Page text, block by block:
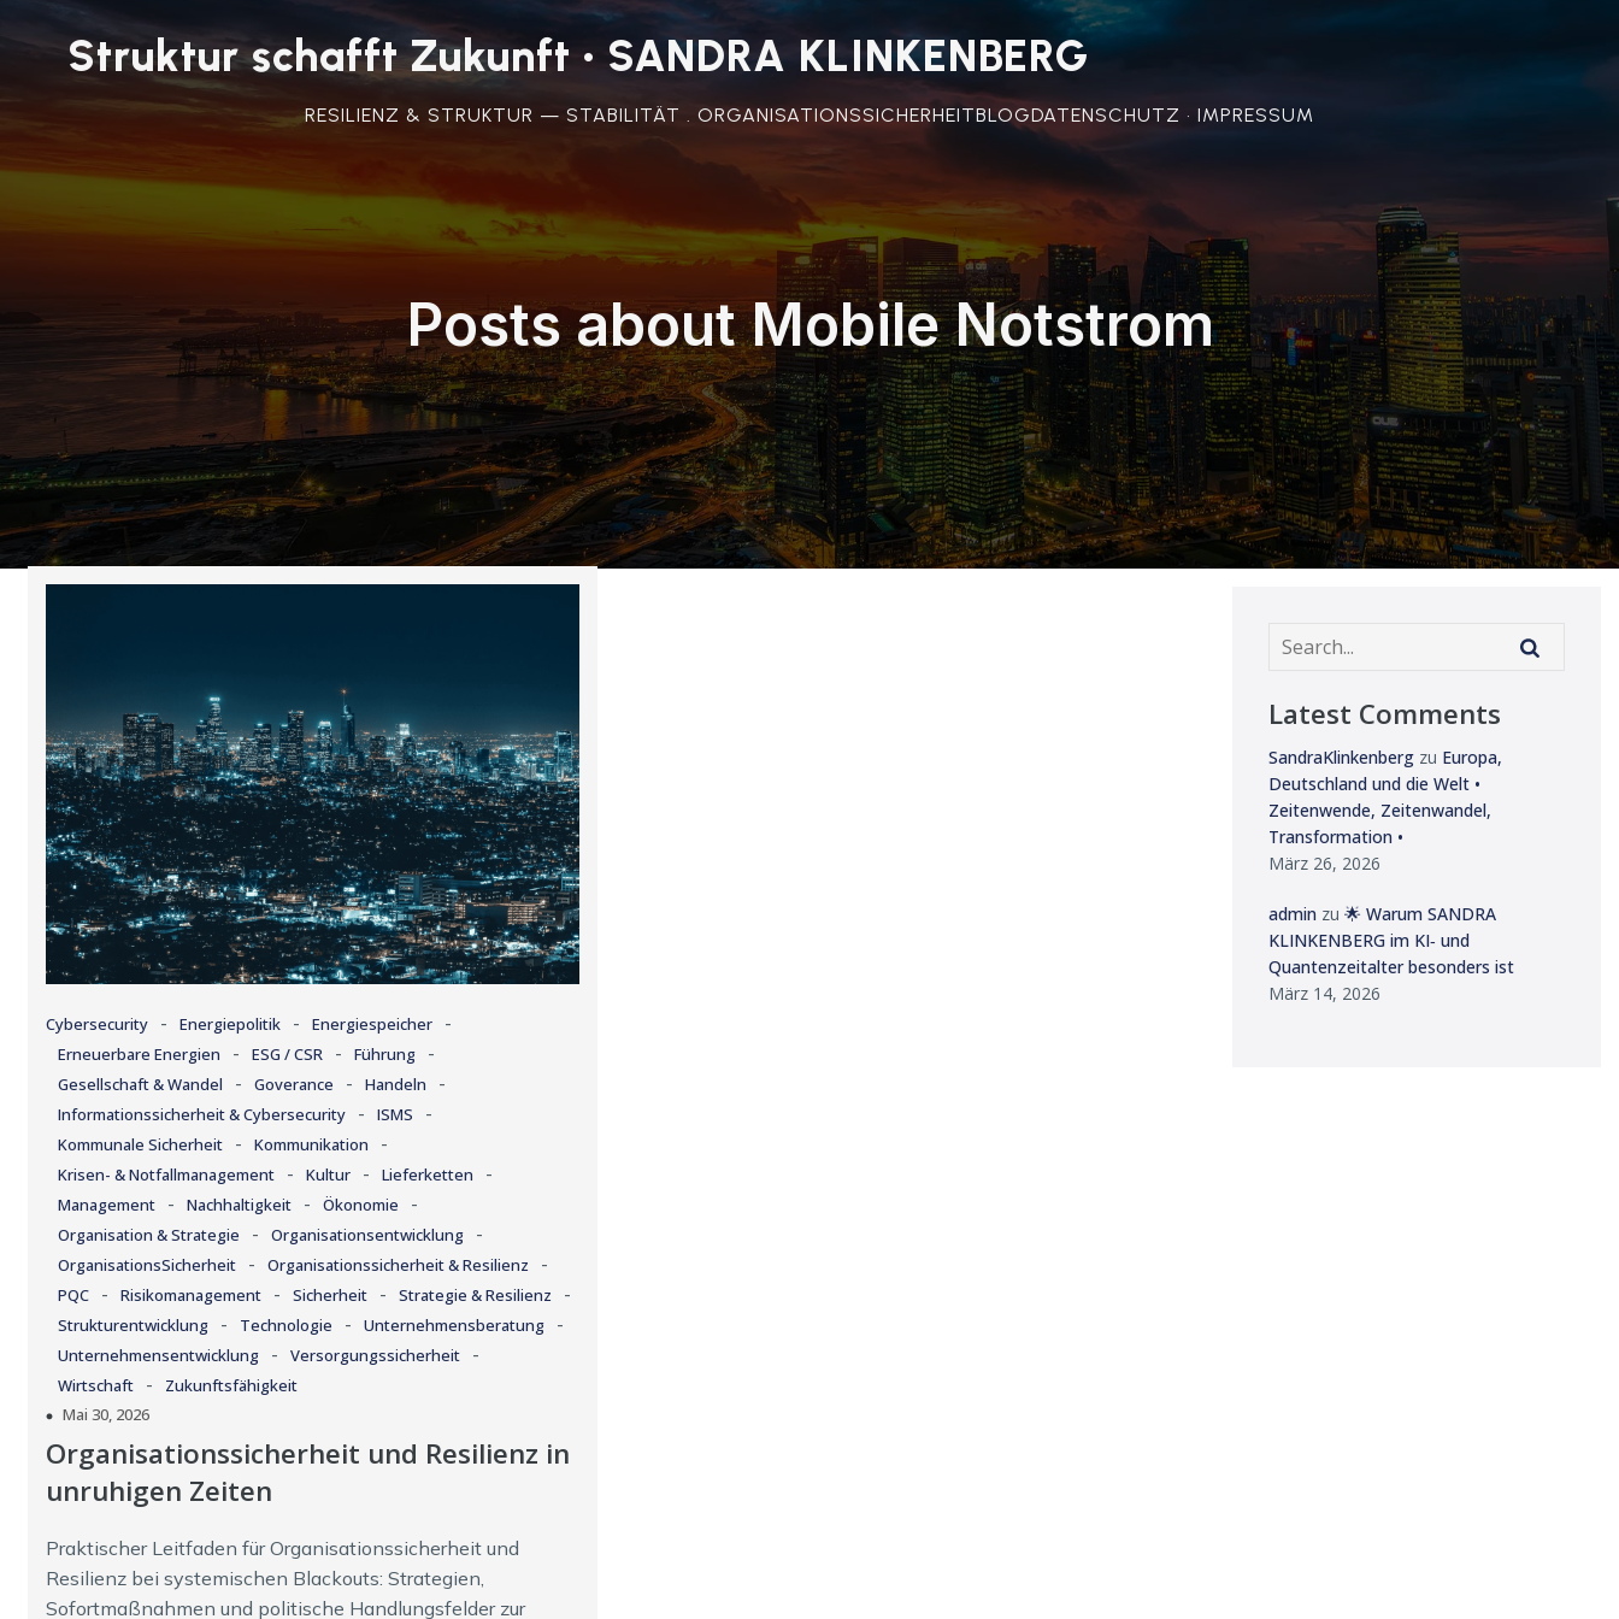
Struktur schafft Zukunft • SANDRA KLINKENBERG
RESILIENZ & STRUKTUR — STABILITÄT . ORGANISATIONSSICHERHEITBLOGDATENSCHUTZ • IMPRESSUM
Posts about Mobile Notstrom
Cybersecurity - Energiepolitik - Energiespeicher -
Erneuerbare Energien - ESG / CSR - Führung -
Gesellschaft & Wandel - Goverance - Handeln -
Informationssicherheit & Cybersecurity - ISMS -
Kommunale Sicherheit - Kommunikation -
Krisen- & Notfallmanagement - Kultur - Lieferketten -
Management - Nachhaltigkeit - Ökonomie -
Organisation & Strategie - Organisationsentwicklung -
OrganisationsSicherheit - Organisationssicherheit & Resilienz -
PQC - Risikomanagement - Sicherheit - Strategie & Resilienz -
Strukturentwicklung - Technologie - Unternehmensberatung -
Unternehmensentwicklung - Versorgungssicherheit -
Wirtschaft -
Zukunftsfähigkeit
Mai 30, 2026
Organisationssicherheit und Resilienz in
unruhigen Zeiten
Praktischer Leitfaden für Organisationssicherheit und
Resilienz bei systemischen Blackouts: Strategien,
Sofortmaßnahmen und politische Handlungsfelder zur
Latest Comments
SandraKlinkenberg zu Europa,
Deutschland und die Welt •
Zeitenwende, Zeitenwandel,
Transformation •
März 26, 2026
admin zu 🌟 Warum SANDRA
KLINKENBERG im KI‑ und
Quantenzeitalter besonders ist
März 14, 2026